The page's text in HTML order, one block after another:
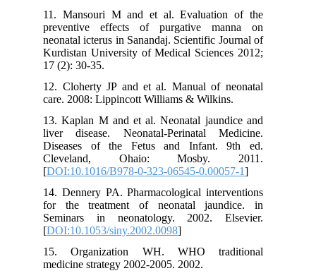
11. Mansouri M and et al. Evaluation of the
preventive effects of purgative manna on
neonatal icterus in Sanandaj. Scientific Journal of
Kurdistan University of Medical Sciences 2012;
17 (2): 30-35.
12. Cloherty JP and et al. Manual of neonatal
care. 2008: Lippincott Williams & Wilkins.
13. Kaplan M and et al. Neonatal jaundice and
liver disease. Neonatal-Perinatal Medicine.
Diseases of the Fetus and Infant. 9th ed.
Cleveland, Ohaio: Mosby. 2011.
[DOI:10.1016/B978-0-323-06545-0.00057-1
14. Dennery PA. Pharmacological interventions
for the treatment of neonatal jaundice. in
Seminars in neonatology. 2002. Elsevier.
[DOI:10.1053/siny.2002.0098
15. Organization WH. WHO traditional
medicine strategy 2002-2005. 2002.